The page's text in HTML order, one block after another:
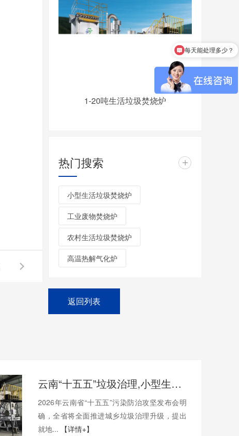
1-20吨生活垃圾焚烧炉
热门搜索 +
小型生活垃圾焚烧炉
工业废物焚烧炉
农村生活垃圾焚烧炉
高温热解气化炉
返回列表
云南“十五五”垃圾治理,小型生活焚烧炉就地焚烧破解山区处置难题
2026年云南省“十五五”污染防治攻坚发布会明
确，全省将全面推进城乡垃圾治理升级，提出
就地...
【详情+】
每天能处理多少？